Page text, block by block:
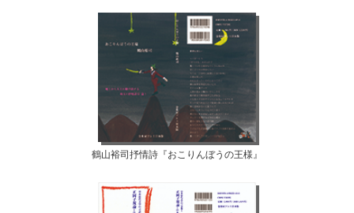
鶴山裕司抒情詩『おこりんぼうの王様』